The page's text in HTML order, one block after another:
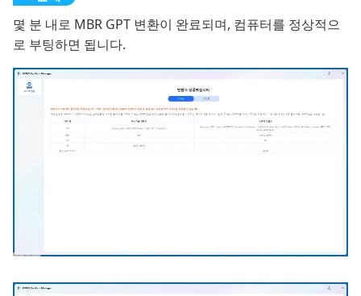
몇 분 내로 MBR GPT 변환이 완료되며, 컴퓨터를 정상적으
로 부팅하면 됩니다.